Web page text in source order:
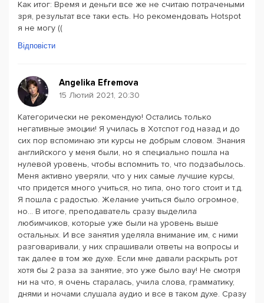
Как итог: Время и деньги все же не считаю потрачеными
зря, результат все таки есть. Но рекомендовать Hotspot
я не могу ((
Відповісти
Angelika Efremova
15 Лютий 2021, 20:30
Категорически не рекомендую! Остались только
негативные эмоции! Я училась в Хотспот год назад и до
сих пор вспоминаю эти курсы не добрым словом. Знания
английского у меня были, но я специально пошла на
нулевой уровень, чтобы вспомнить то, что подзабылось.
Меня активно уверяли, что у них самые лучшие курсы,
что придется много учиться, но типа, оно того стоит и т.д.
Я пошла с радостью. Желание учиться было огромное,
но... В итоге, преподаватель сразу выделила
любимчиков, которые уже были на уровень выше
остальных. И все занятия уделяла внимание им, с ними
разговаривали, у них спрашивали ответы на вопросы и
так далее в том же духе. Если мне давали раскрыть рот
хотя бы 2 раза за занятие, это уже было вау! Не смотря
ни на что, я очень старалась, учила слова, грамматику,
днями и ночами слушала аудио и все в таком духе. Сразу